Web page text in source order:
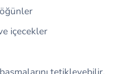
içecekler